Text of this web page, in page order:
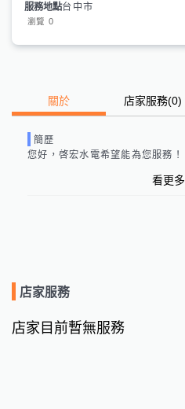
服務地點台中市
瀏覽 0
關於 店家服務(0)
簡歷
您好， 啓宏水電希望能為您服務！
看更多
店家服務
店家目前暫無服務